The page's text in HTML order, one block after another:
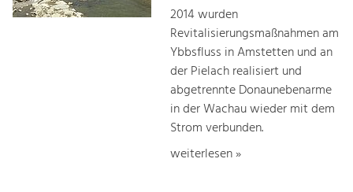
2014 wurden
Revitalisierungsmaßnahmen am
Ybbsfluss in Amstetten und an
der Pielach realisiert und
abgetrennte Donaunebenarme
in der Wachau wieder mit dem
Strom verbunden.
weiterlesen »